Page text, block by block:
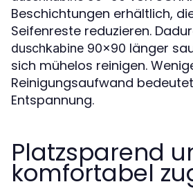
Beschichtungen erhältlich,
Seifenreste reduzieren.
duschkabine 90x90 länger
sich mühelos reinigen.
Reinigungsaufwand
Entspannung.
Platzsparend
komfortabel